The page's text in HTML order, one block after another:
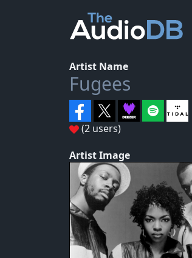
Artist Name
Fugees
(2 users)
Artist Image